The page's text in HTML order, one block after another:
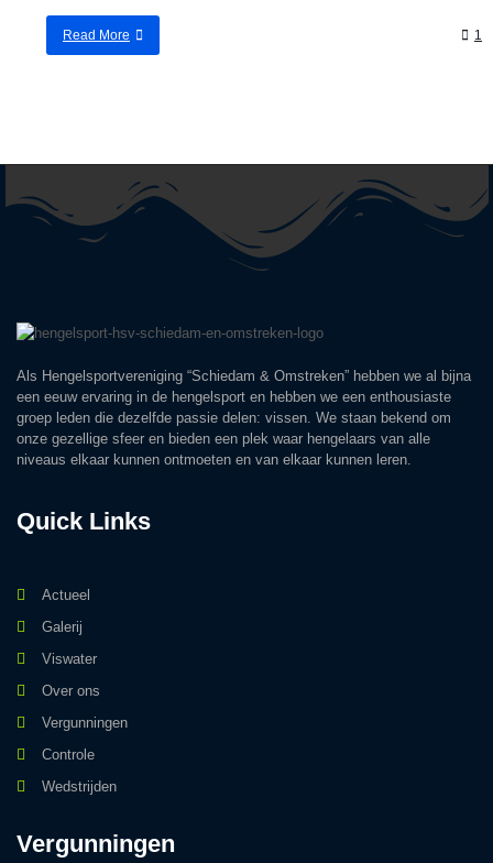
Read More 1
Als Hengelsportvereniging “Schiedam & Omstreken” hebben we al bijna
een eeuw ervaring in de hengelsport en hebben we een enthousiaste
groep leden die dezelfde passie delen: vissen. We staan bekend om
onze gezellige sfeer en bieden een plek waar hengelaars van alle
niveaus elkaar kunnen ontmoeten en van elkaar kunnen leren.
Quick Links
Actueel
Galerij
Viswater
Over ons
Vergunningen
Controle
Wedstrijden
Vergunningen